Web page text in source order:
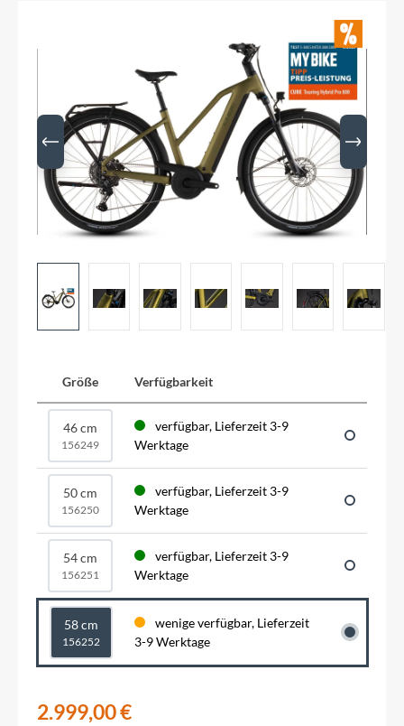
Größe Verfügbarkeit
46 cm
156249
verfügbar, Lieferzeit 3-9
Werktage
50 cm
156250
verfügbar, Lieferzeit 3-9
Werktage
54 cm
156251
verfügbar, Lieferzeit 3-9
Werktage
58 cm
156252
wenige verfügbar, Lieferzeit
3-9 Werktage
2.999,00 €